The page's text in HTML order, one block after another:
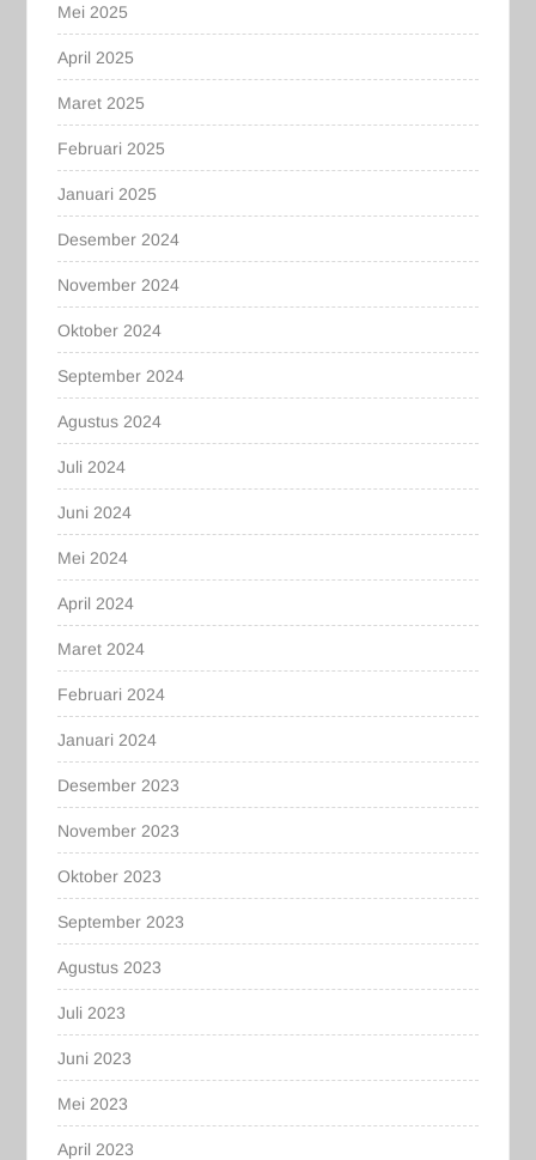
Mei 2025
April 2025
Maret 2025
Februari 2025
Januari 2025
Desember 2024
November 2024
Oktober 2024
September 2024
Agustus 2024
Juli 2024
Juni 2024
Mei 2024
April 2024
Maret 2024
Februari 2024
Januari 2024
Desember 2023
November 2023
Oktober 2023
September 2023
Agustus 2023
Juli 2023
Juni 2023
Mei 2023
April 2023